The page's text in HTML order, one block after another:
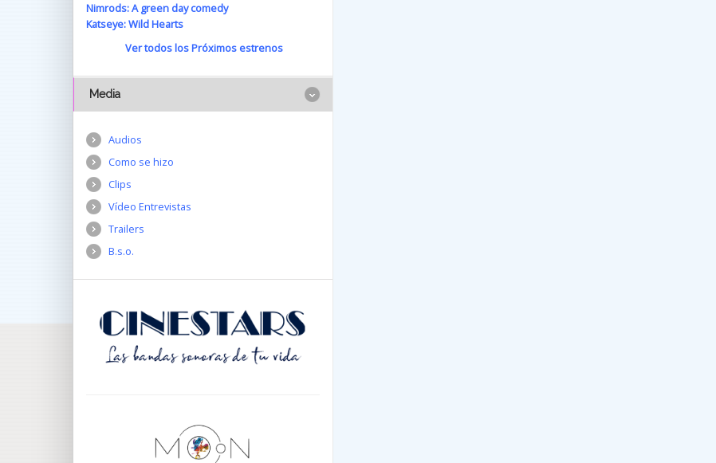
Nimrods: A green day comedy
Katseye: Wild Hearts
Ver todos los Próximos estrenos
Media
Audios
Como se hizo
Clips
Vídeo Entrevistas
Trailers
B.s.o.